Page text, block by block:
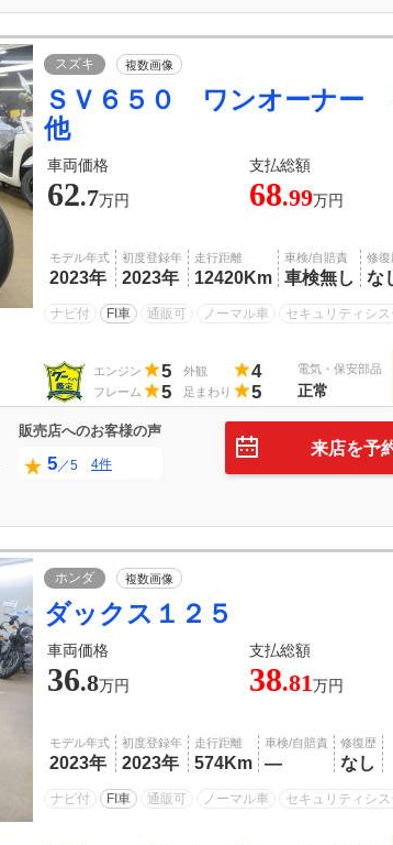
スズキ 複数画像
ＳＶ６５０ ワンオーナー
他
車両価格 支払総額
62.7万円 68.99万円
モデル年式
2023年
初度登録年
2023年
走行距離
12420Km
車検/自賠責
車検無し
修復
な
ナビ付 FI車 通販可 ノーマル車 セキュリティシス
エンジン 5 外観 4
フレーム 5 足まわり 5
電気・保安部品
正常
販売店へのお客様の声
5／5 4件
来店を予
ホンダ 複数画像
ダックス１２５
車両価格 支払総額
36.8万円 38.81万円
モデル年式
2023年
初度登録年
2023年
走行距離
574Km
車検/自賠責
―
修復歴
なし
ナビ付 FI車 通販可 ノーマル車 セキュリティシス